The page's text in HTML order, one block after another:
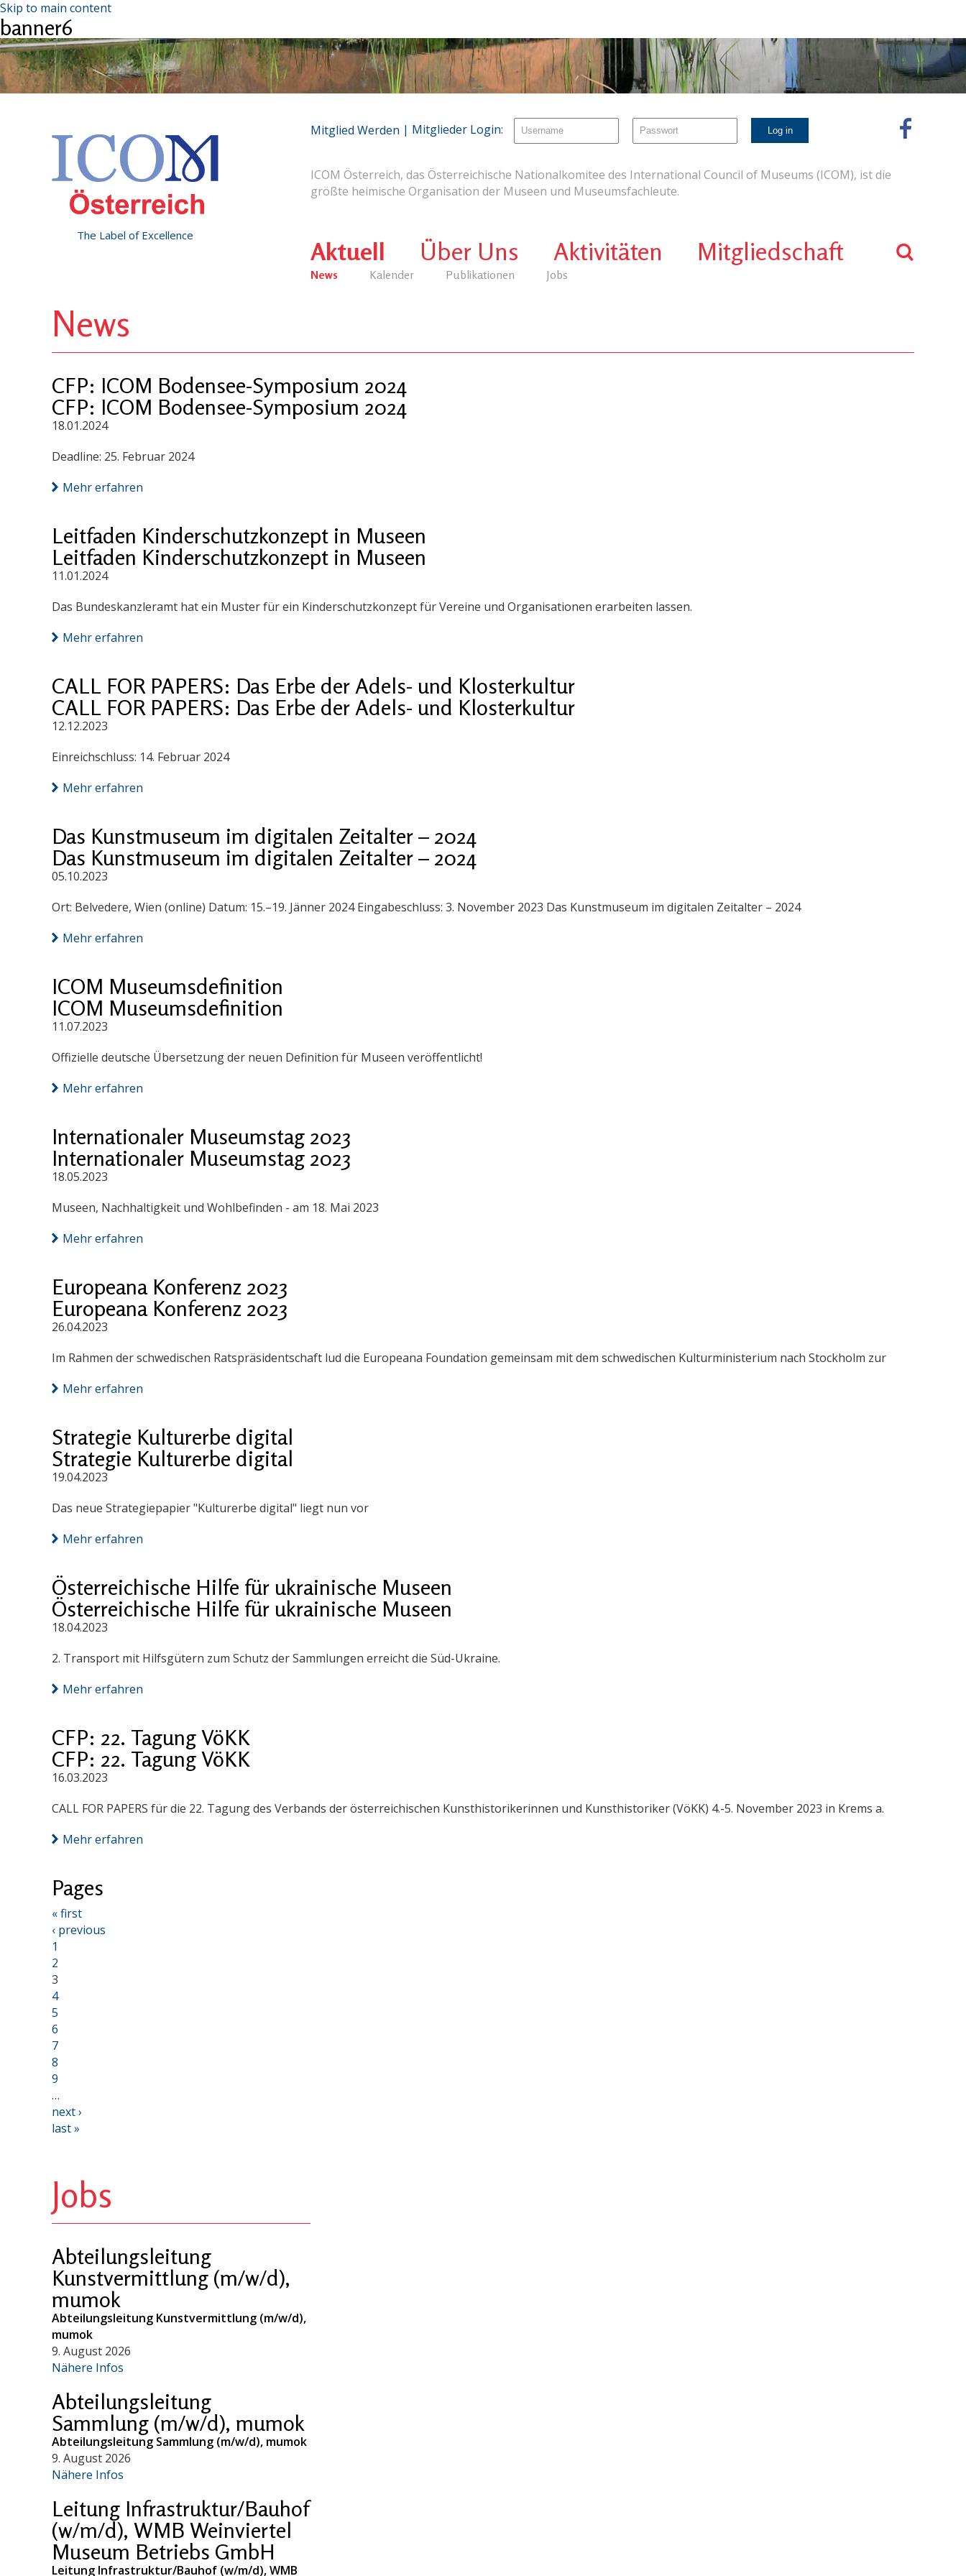
Skip to main content
banner6
The Label of Excellence
ICOM Österreich, das Österreichische Nationalkomitee des International Council of Museums (ICOM), ist die
größte heimische Organisation der Museen und Museumsfachleute.
Aktuell
News Kalender Publikationen Jobs
Über Uns Aktivitäten Mitgliedschaft
Mitglied Werden | Mitglieder Login:
News
CFP: ICOM Bodensee-Symposium 2024
CFP: ICOM Bodensee-Symposium 2024
18.01.2024
Deadline: 25. Februar 2024
Mehr erfahren
Leitfaden Kinderschutzkonzept in Museen
Leitfaden Kinderschutzkonzept in Museen
11.01.2024
Das Bundeskanzleramt hat ein Muster für ein Kinderschutzkonzept für Vereine und Organisationen erarbeiten lassen.
Mehr erfahren
CALL FOR PAPERS: Das Erbe der Adels- und Klosterkultur
CALL FOR PAPERS: Das Erbe der Adels- und Klosterkultur
12.12.2023
Einreichschluss: 14. Februar 2024
Mehr erfahren
Das Kunstmuseum im digitalen Zeitalter – 2024
Das Kunstmuseum im digitalen Zeitalter – 2024
05.10.2023
Ort: Belvedere, Wien (online) Datum: 15.–19. Jänner 2024 Eingabeschluss: 3. November 2023 Das Kunstmuseum im digitalen Zeitalter – 2024
Mehr erfahren
ICOM Museumsdefinition
ICOM Museumsdefinition
11.07.2023
Offizielle deutsche Übersetzung der neuen Definition für Museen veröffentlicht!
Mehr erfahren
Internationaler Museumstag 2023
Internationaler Museumstag 2023
18.05.2023
Museen, Nachhaltigkeit und Wohlbefinden - am 18. Mai 2023
Mehr erfahren
Europeana Konferenz 2023
Europeana Konferenz 2023
26.04.2023
Im Rahmen der schwedischen Ratspräsidentschaft lud die Europeana Foundation gemeinsam mit dem schwedischen Kulturministerium nach Stockholm zur
Mehr erfahren
Strategie Kulturerbe digital
Strategie Kulturerbe digital
19.04.2023
Das neue Strategiepapier "Kulturerbe digital" liegt nun vor
Mehr erfahren
Österreichische Hilfe für ukrainische Museen
Österreichische Hilfe für ukrainische Museen
18.04.2023
2. Transport mit Hilfsgütern zum Schutz der Sammlungen erreicht die Süd-Ukraine.
Mehr erfahren
CFP: 22. Tagung VöKK
CFP: 22. Tagung VöKK
16.03.2023
CALL FOR PAPERS für die 22. Tagung des Verbands der österreichischen Kunsthistorikerinnen und Kunsthistoriker (VöKK) 4.-5. November 2023 in Krems a.
Mehr erfahren
Pages
« first
‹ previous
1
2
3
4
5
6
7
8
9
…
next ›
last »
Jobs
Abteilungsleitung
Kunstvermittlung (m/w/d),
mumok
Abteilungsleitung Kunstvermittlung (m/w/d),
mumok
9. August 2026
Nähere Infos
Abteilungsleitung
Sammlung (m/w/d), mumok
Abteilungsleitung Sammlung (m/w/d), mumok
9. August 2026
Nähere Infos
Leitung Infrastruktur/Bauhof
(w/m/d), WMB Weinviertel
Museum Betriebs GmbH
Leitung Infrastruktur/Bauhof (w/m/d), WMB